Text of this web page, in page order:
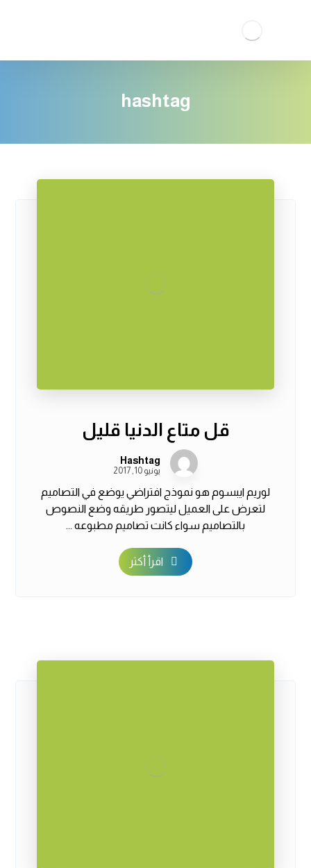
hashtag
قل متاع الدنيا قليل
Hashtag
يونيو 10, 2017
لوريم ايبسوم هو نموذج افتراضي يوضع في التصاميم
لتعرض على العميل ليتصور طريقه وضع النصوص
بالتصاميم سواء كانت تصاميم مطبوعه ...
اقرأ أكثر